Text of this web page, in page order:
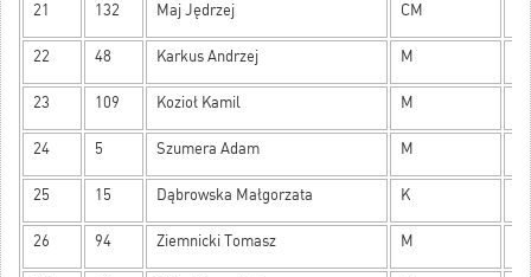
21 132 Maj Jędrzej CM 48
22 48 Karkus Andrzej M 47
23 109 Kozioł Kamil M 46
24 5 Szumera Adam M 44
25 15 Dąbrowska Małgorzata K 40
26 94 Ziemnicki Tomasz M 37